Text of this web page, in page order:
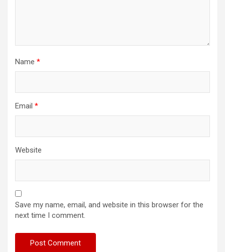
Name *
Email *
Website
Save my name, email, and website in this browser for the
next time I comment.